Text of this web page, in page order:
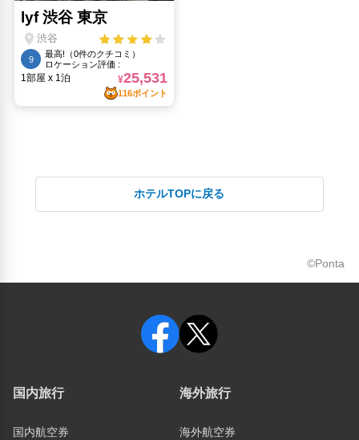
ホテルTOPに戻る
©Ponta
国内旅行
国内航空券
海外旅行
海外航空券